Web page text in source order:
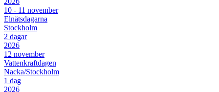
10 - 11 november
Elnätsdagarna
Stockholm
2 dagar
2026
12 november
Vattenkraftdagen
Nacka/Stockholm
1 dag
2026